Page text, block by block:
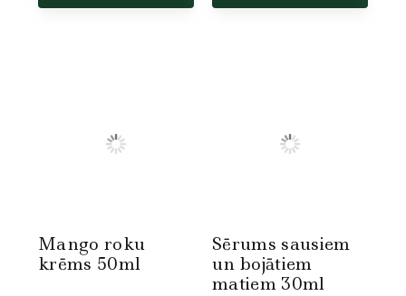
Mango roku
krēms 50ml
Sērums sausiem
un bojātiem
matiem 30ml